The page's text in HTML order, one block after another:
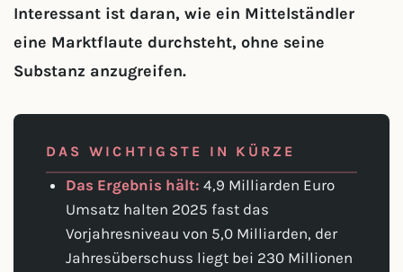
Interessant ist daran, wie ein Mittelständler
eine Marktflaute durchsteht, ohne seine
Substanz anzugreifen.
DAS WICHTIGSTE IN KÜRZE
Das Ergebnis hält: 4,9 Milliarden Euro
Umsatz halten 2025 fast das
Vorjahresniveau von 5,0 Milliarden, der
Jahresüberschuss liegt bei 230 Millionen